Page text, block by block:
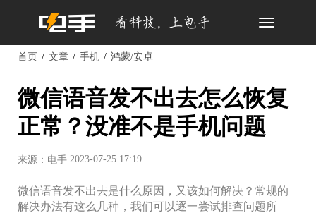
Toggle
首页 文章 手机 鸿蒙/安卓
微信语音发不出去怎么恢复
正常？没准不是手机问题
来源：电手 2023-07-25 17:19
微信语音发不出去是什么原因，又该如何解决？常规的
解决办法有这么几种，我们可以逐一尝试排查问题所